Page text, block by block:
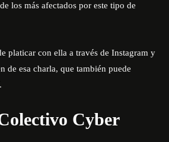
los más afectados por este tipo de
platicar con ella a través de Instagram y
de esa charla, que también puede
.
Cyber